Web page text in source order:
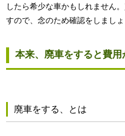
したら希少な車かもしれません
すので、念のため確認をしましょ
本来、廃車をすると費用
廃車をする、とは